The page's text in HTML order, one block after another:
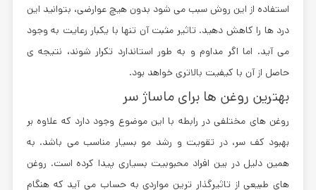
استفاده از این روش سبب می شود بدون هیچ عوارضی، بتوانید این
درد ها را کاهش دهید. تاثیر مثبت آن تنها با یکبار رعایت به وجود
می آید. اما اگر مداوم و به طور استاندارد تکرار شوند، نتیجه ی
حاصل از آن با کیفیت بالاتری خواهد بود.
بهترین روغن ها برای ماساژ سر
روغن های مختلفی در رابطه با این موضوع وجود دارد که علاوه بر
بهبود کف سر، در تقویت و رشد مو بسیار مناسب می باشد. به
همین دلیل در بین افراد محبوبیت بسیاری پیدا کرده است. روغن
های طبیعی از تاثیرگذار ترین مواردی به حساب می آید که هنگام